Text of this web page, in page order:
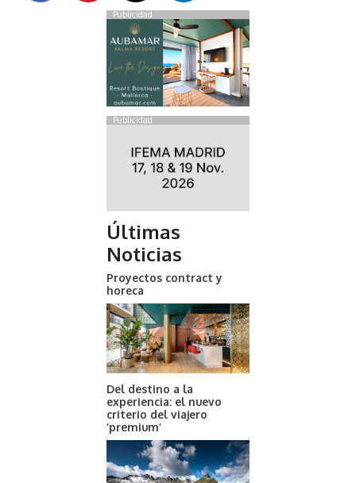
Publicidad
Publicidad
Últimas
Noticias
Proyectos contract y
horeca
Del destino a la
experiencia: el nuevo
criterio del viajero
‘premium’